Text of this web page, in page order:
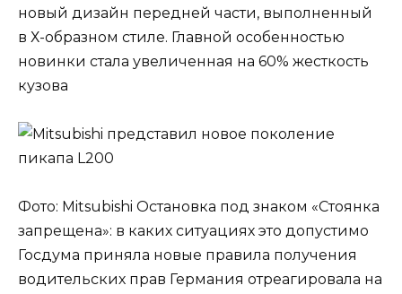
новый дизайн передней части, выполненный
в Х-образном стиле. Главной особенностью
новинки стала увеличенная на 60% жесткость
кузова
Фото: Mitsubishi Остановка под знаком «Стоянка
запрещена»: в каких ситуациях это допустимо
Госдума приняла новые правила получения
водительских прав Германия отреагировала на